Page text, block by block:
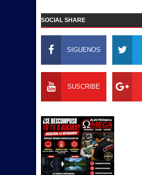
SOCIAL SHARE
SIGUENOS
SUSCRIBE